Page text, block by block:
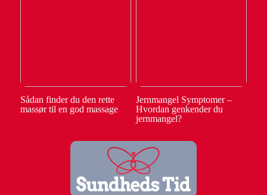
Sådan finder du den rette
massør til en god massage
Jernmangel Symptomer –
Hvordan genkender du
jernmangel?